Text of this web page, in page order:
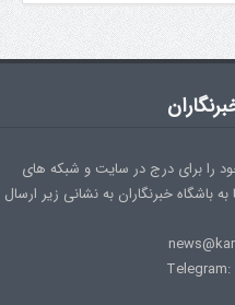
را برای درج در سایت و شبکه های
به باشگاه خبرنگاران به نشانی زیر ارسال